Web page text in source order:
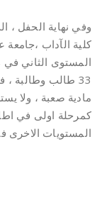
وفي نهاية الحفل ،
المستوى الثاني في
33 طالب وطالبة
مادية صعبة ، ولا
كمرحلة اولى في
المستويات الاخرى